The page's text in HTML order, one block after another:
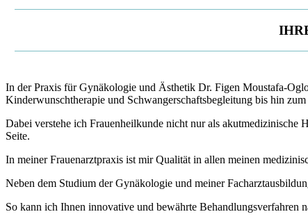
In der Praxis für Gynäkologie und Ästhetik Dr. Figen Moustafa-
Kinderwunschtherapie und Schwangerschaftsbegleitung bis hin
Dabei verstehe ich Frauenheilkunde nicht nur als akutmedizinische
Seite.
In meiner Frauenarztpraxis ist mir Qualität in allen meinen
Neben dem Studium der Gynäkologie und meiner
So kann ich Ihnen innovative und bewährte Behandlungsverfahren